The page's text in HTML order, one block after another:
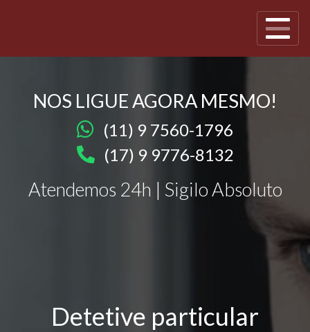
NOS LIGUE AGORA MESMO!
(11) 9 7560-1796
(17) 9 9776-8132
Atendemos 24h | Sigilo Absoluto
Detetive particular